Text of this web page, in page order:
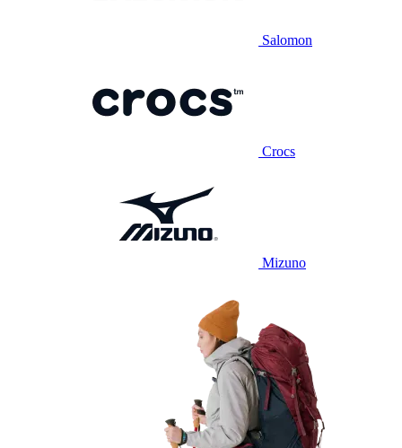
Salomon
Crocs
Mizuno